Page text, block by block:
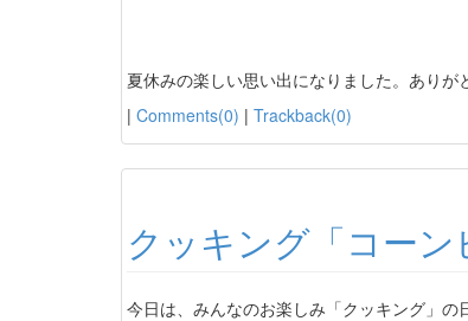
夏休みの楽しい思い出になりました。ありが
| Comments(0) | Trackback(0)
クッキング「コー
今日は、みんなのお楽しみ「クッキング」の